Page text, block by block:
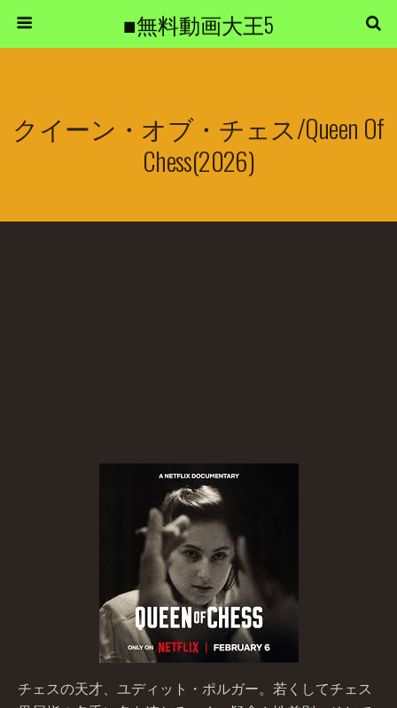
■無料動画大王5
クイーン・オブ・チェス/Queen Of
Chess(2026)
チェスの天才、ユディット・ポルガー。若くしてチェス